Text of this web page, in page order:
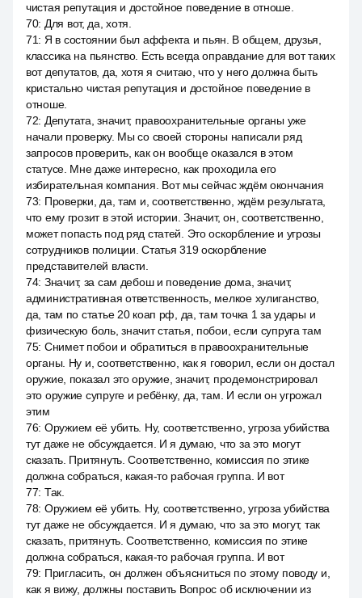
чистая репутация и достойное поведение в отноше.
70: Для вот, да, хотя.
71: Я в состоянии был аффекта и пьян. В общем, друзья,
классика на пьянство. Есть всегда оправдание для вот таких
вот депутатов, да, хотя я считаю, что у него должна быть
кристально чистая репутация и достойное поведение в
отноше.
72: Депутата, значит, правоохранительные органы уже
начали проверку. Мы со своей стороны написали ряд
запросов проверить, как он вообще оказался в этом
статусе. Мне даже интересно, как проходила его
избирательная компания. Вот мы сейчас ждём окончания
73: Проверки, да, там и, соответственно, ждём результата,
что ему грозит в этой истории. Значит, он, соответственно,
может попасть под ряд статей. Это оскорбление и угрозы
сотрудников полиции. Статья 319 оскорбление
представителей власти.
74: Значит, за сам дебош и поведение дома, значит,
административная ответственность, мелкое хулиганство,
да, там по статье 20 коап рф, да, там точка 1 за удары и
физическую боль, значит статья, побои, если супруга там
75: Снимет побои и обратиться в правоохранительные
органы. Ну и, соответственно, как я говорил, если он достал
оружие, показал это оружие, значит, продемонстрировал
это оружие супруге и ребёнку, да, там. И если он угрожал
этим
76: Оружием её убить. Ну, соответственно, угроза убийства
тут даже не обсуждается. И я думаю, что за это могут
сказать. Притянуть. Соответственно, комиссия по этике
должна собраться, какая-то рабочая группа. И вот
77: Так.
78: Оружием её убить. Ну, соответственно, угроза убийства
тут даже не обсуждается. И я думаю, что за это могут, так
сказать, притянуть. Соответственно, комиссия по этике
должна собраться, какая-то рабочая группа. И вот
79: Пригласить, он должен объясниться по этому поводу и,
как я вижу, должны поставить Вопрос об исключении из